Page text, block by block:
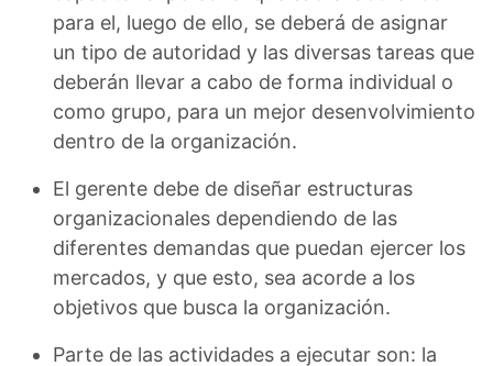
para el, luego de ello, se deberá de asignar
un tipo de autoridad y las diversas tareas que
deberán llevar a cabo de forma individual o
como grupo, para un mejor desenvolvimiento
dentro de la organización.
El gerente debe de diseñar estructuras
organizacionales dependiendo de las
diferentes demandas que puedan ejercer los
mercados, y que esto, sea acorde a los
objetivos que busca la organización.
Parte de las actividades a ejecutar son: la